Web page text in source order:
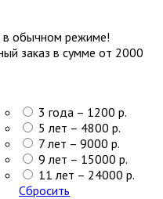
в обычном режиме!
заказ в сумме от 2000
3 года – 1200 р.
5 лет – 4800 р.
7 лет – 9000 р.
9 лет – 15000 р.
11 лет – 24000 р.
Сбросить